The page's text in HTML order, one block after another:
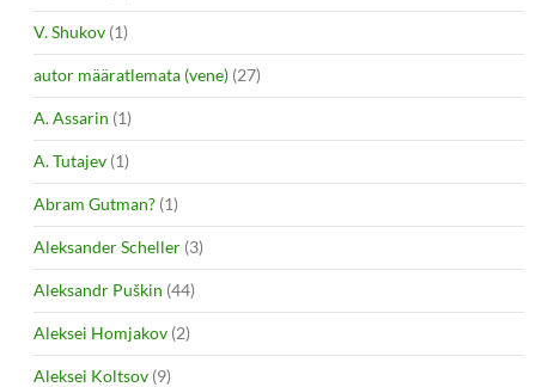
V. Shukov (1)
autor määratlemata (vene) (27)
A. Assarin (1)
A. Tutajev (1)
Abram Gutman? (1)
Aleksander Scheller (3)
Aleksandr Puškin (44)
Aleksei Homjakov (2)
Aleksei Koltsov (9)